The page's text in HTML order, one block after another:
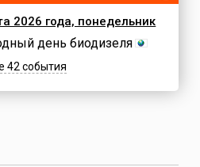
2026 года, понедельник
день биодизеля
42 события